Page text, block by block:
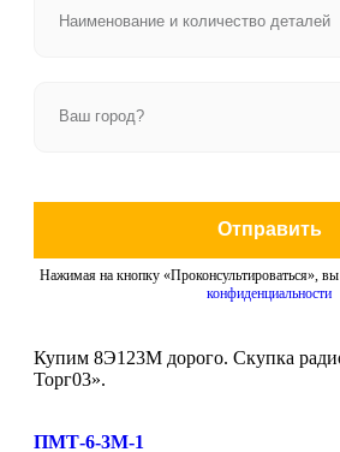
Отправить
Нажимая на кнопку «Проконсультироваться», вы
конфиденциальности
Купим 8Э123М дорого. Скупка
Торг03».
ПМТ-6-3М-1